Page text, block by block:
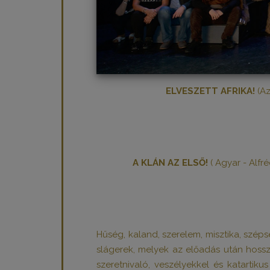
ELVESZETT AFRIKA!
A KLÁN AZ ELSŐ! ( Agyar -
Hűség, kaland, szerelem, misztika,
slágerek, melyek az előadás után
szeretnivaló, veszélyekkel és